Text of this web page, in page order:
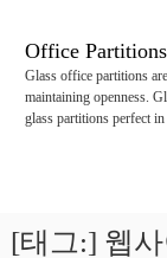
Office
Glass office partitions
maintaining openness.
glass partitions perfect
[태그:] 웹